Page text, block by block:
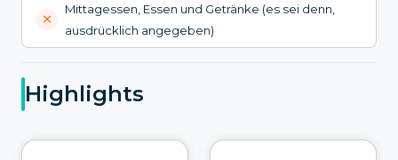
Mittagessen, Essen und Getränke (es sei denn,
ausdrücklich angegeben)
Highlights